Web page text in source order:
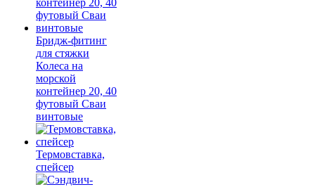
Бридж-фитинг
для стяжки
Колеса на
морской
контейнер 20, 40
футовый Сваи
винтовые
Термовставка,
спейсер